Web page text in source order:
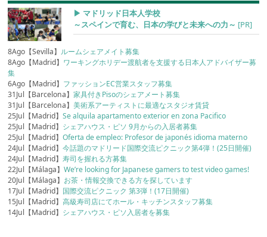
▶︎ マドリッド日本人学校
～スペインで育む、日本の学びと未来への力～ [PR]
8Ago【Sevilla】 ルームシェアメイト募集
8Ago【Madrid】 ワーキングホリデー渡航者を支援する日本人アドバイザー募
集
6Ago【Madrid】 ファッションEC営業スタッフ募集
31Jul【Barcelona】家具付きPisoのシェアメート募集
31Jul【Barcelona】美術系アーティストに最適なスタジオ賃貸
25Jul【Madrid】Se alquila apartamento exterior en zona Pacifico
25Jul【Madrid】 シェアハウス・ピソ 9月からの入居者募集
25Jul【Madrid】Oferta de empleo: Profesor de japonés idioma materno
24Jul【Madrid】今話題のマドリード国際交流ピクニック第4弾！(25日開催)
24Jul【Madrid】寿司を握れる方募集
22Jul【Málaga】We’re looking for Japanese gamers to test video games!
20Jul【Málaga】 お茶・情報交換できる方を探しています
17Jul【Madrid】 国際交流ピクニック 第3弾！(17日開催)
15Jul【Madrid】高級寿司店にてホール・キッチンスタッフ募集
14Jul【Madrid】 シェアハウス・ピソ入居者を募集